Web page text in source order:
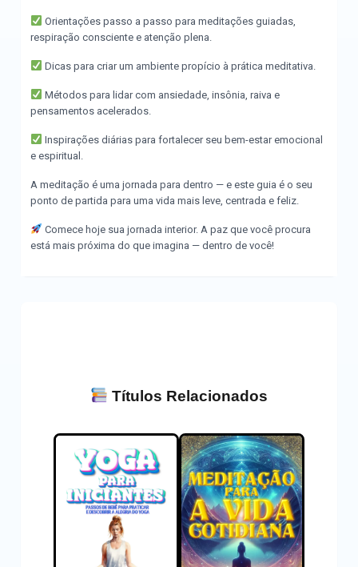
Orientações passo a passo para meditações guiadas,
respiração consciente e atenção plena.
Dicas para criar um ambiente propício à prática meditativa.
Métodos para lidar com ansiedade, insônia, raiva e
pensamentos acelerados.
Inspirações diárias para fortalecer seu bem-estar emocional
e espiritual.
A meditação é uma jornada para dentro — e este guia é o seu
ponto de partida para uma vida mais leve, centrada e feliz.
Comece hoje sua jornada interior. A paz que você procura
está mais próxima do que imagina — dentro de você!
Títulos Relacionados